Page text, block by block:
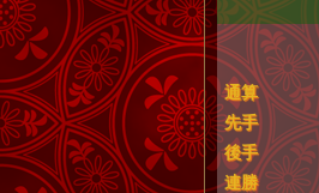
通算
先手
後手
連勝